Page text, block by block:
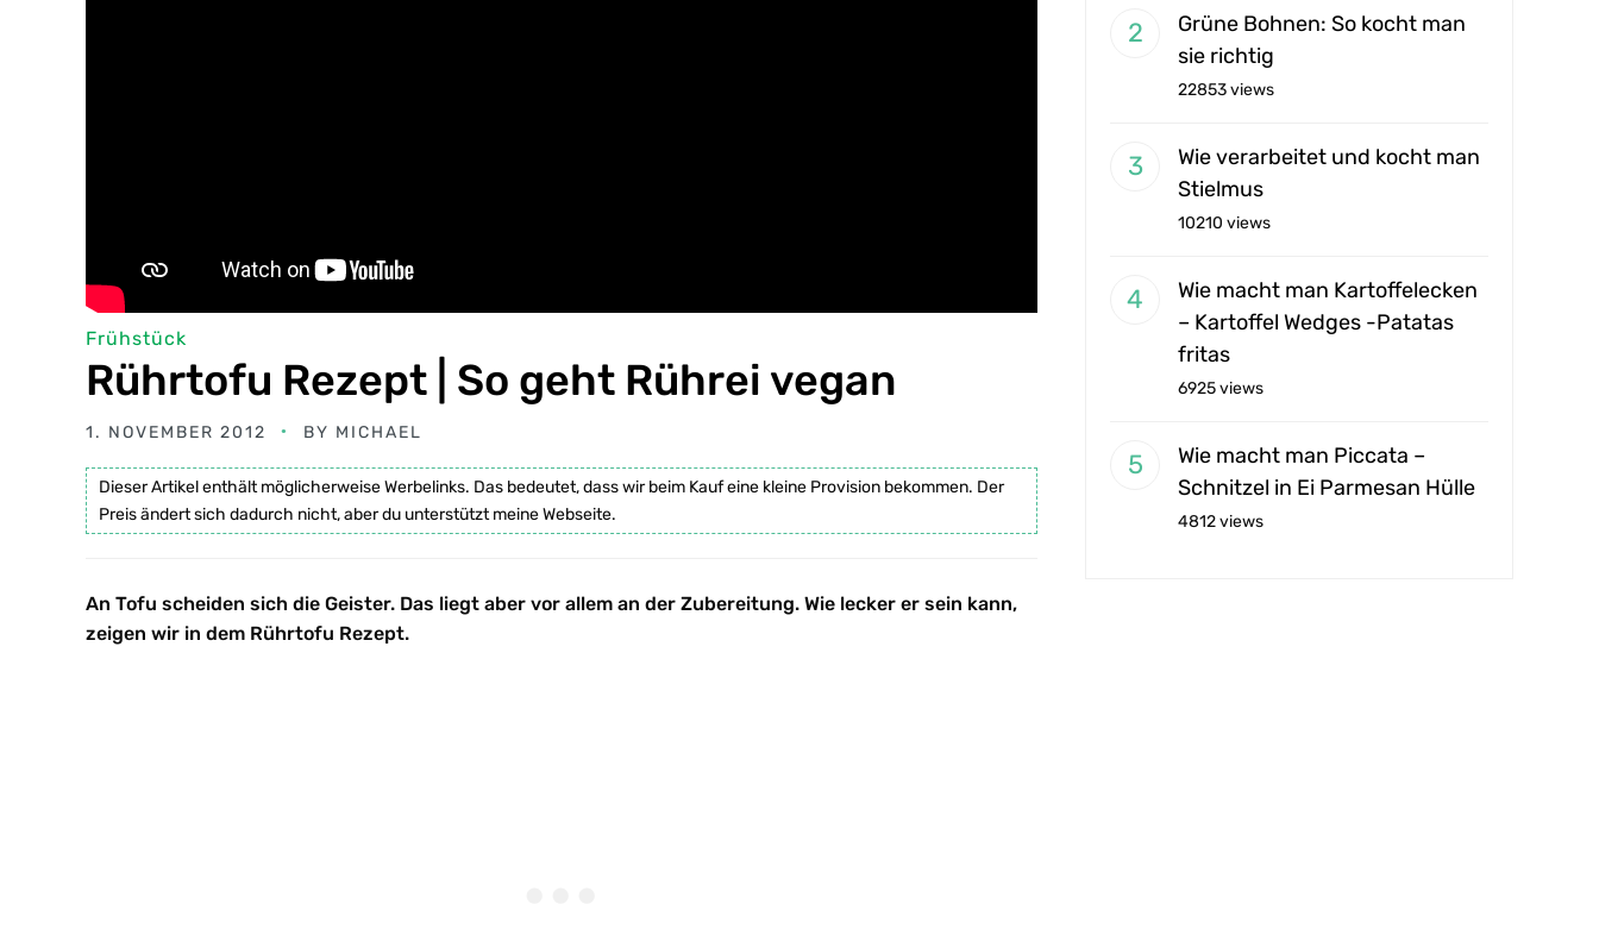
Frühstück
Rührtofu Rezept | So geht Rührei vegan
1. NOVEMBER 2012 BY MICHAEL
Dieser Artikel enthält möglicherweise Werbelinks. Das bedeutet, dass wir beim Kauf eine kleine Provision bekommen. Der
Preis ändert sich dadurch nicht, aber du unterstützt meine Webseite.
An Tofu scheiden sich die Geister. Das liegt aber vor allem an der Zubereitung. Wie lecker er sein kann,
zeigen wir in dem Rührtofu Rezept.
Grüne Bohnen: So kocht man
sie richtig
22853 views
Wie verarbeitet und kocht man
Stielmus
10210 views
Wie macht man Kartoffelecken
– Kartoffel Wedges -Patatas
fritas
6925 views
Wie macht man Piccata –
Schnitzel in Ei Parmesan Hülle
4812 views